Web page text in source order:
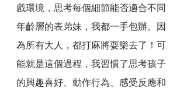
戲環境，思考每個細節能否適合不同
年齡層的表弟妹，我都一手包辦。因
為所有大人，都打麻將耍樂去了！可
能就是這個過程，我習慣了思考孩子
的興趣喜好、動作行為、感受反應和